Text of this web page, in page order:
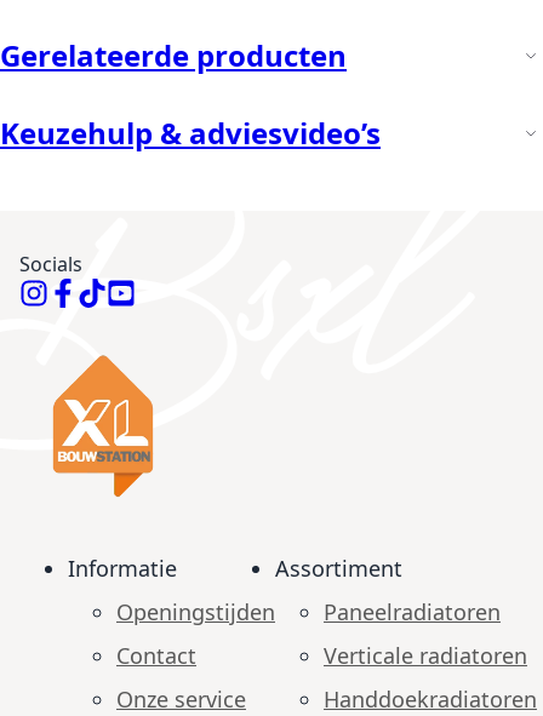
Gerelateerde producten
Keuzehulp & adviesvideo’s
Socials
Informatie
Openingstijden
Contact
Onze service
Assortiment
Paneelradiatoren
Verticale radiatoren
Handdoekradiatoren